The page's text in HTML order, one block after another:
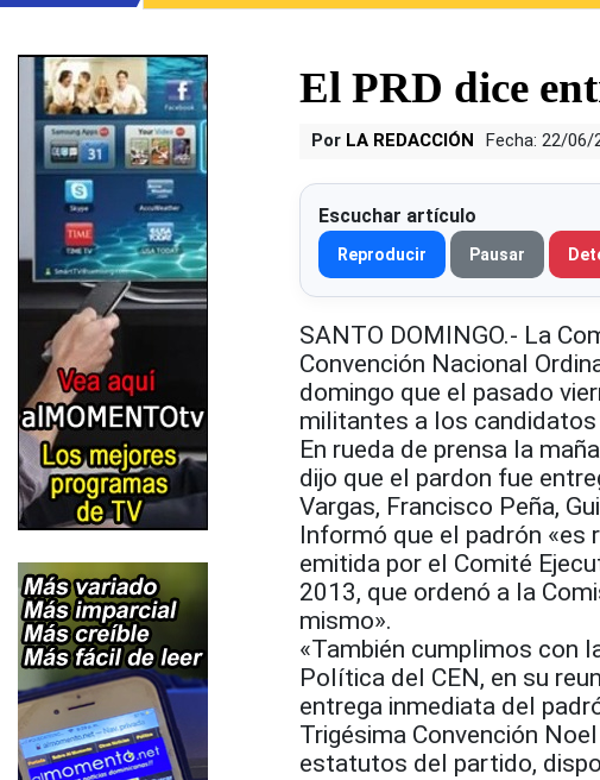
El PRD dice
Por LA REDACCIÓN Fecha: 22/06/
Escuchar artículo
Reproducir Pausar
SANTO DOMINGO.- La
Convención Nacional
domingo que el pasado
militantes a los
En rueda de prensa la
dijo que el pardon fue
Vargas, Francisco Peña,
Informó que el padrón
emitida por el Comité
2013, que ordenó a la
mismo».
«También cumplimos con
Política del CEN, en su
entrega inmediata del
Trigésima Convención
estatutos del partido,